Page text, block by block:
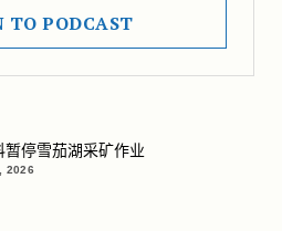
TO PODCAST
暂停雪茄湖采矿作业
2026